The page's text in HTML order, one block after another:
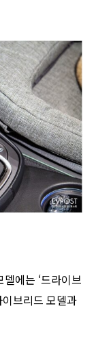
에는 ‘드라이브
브리드 모델과